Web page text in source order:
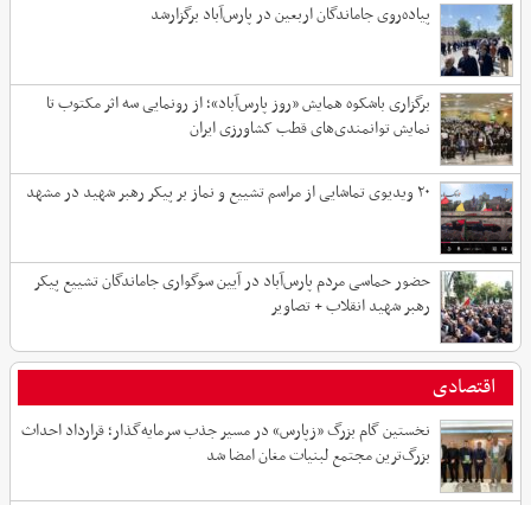
پیاده‌روی جاماندگان اربعین در پارس‌آباد برگزارشد
برگزاری باشکوه همایش «روز پارس‌آباد»؛ از رونمایی سه اثر مکتوب تا
نمایش توانمندی‌های قطب کشاورزی ایران
۲۰ ویدیوی تماشایی از مراسم تشییع و نماز بر پیکر رهبر شهید در مشهد
حضور حماسی مردم پارس‌آباد در آیین سوگواری جاماندگان تشییع پیکر
رهبر شهید انقلاب + تصاویر
اقتصادی
نخستین گام بزرگ «زپارس» در مسیر جذب سرمایه‌گذار؛ قرارداد احداث
بزرگ‌ترین مجتمع لبنیات مغان امضا شد